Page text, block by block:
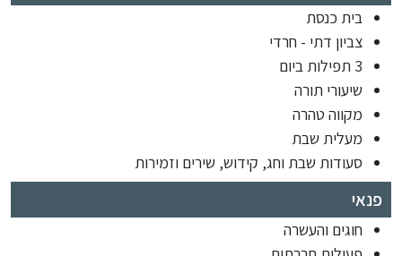
בית כנסת
צביון דתי - חרדי
3 תפילות ביום
שיעורי תורה
מקווה טהרה
מעלית שבת
סעודות שבת וחג, קידוש, שירים וזמירות
פנאי
חוגים והעשרה